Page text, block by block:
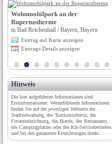
Wohnmobilpark an der
Rupertustherme
in Bad Reichenhall / Bayern, Bayern
Eintrag auf Karte anzeigen
Eintrags-Details anzeigen
Hinweis
Die hier aufgeführten Informationen sind
Erstinformationen. Weiterführende Informationen
finden Sie auf der jeweiligen Webseite der
Stadtverwaltung, des Tourismusbüros, der
Freizeiteinrichtung, des Hotels, des Restaurants,
des Campingplatzes oder des Kfz-Servicebetriebes
und bei den genannten Einrichtungen direkt.